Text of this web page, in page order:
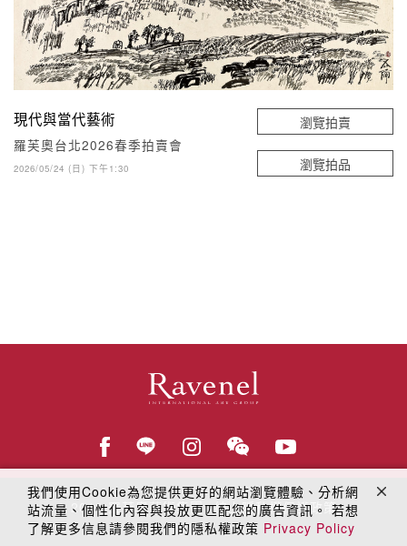
現代與當代藝術
羅芙奧台北2026春季拍賣會
2026/05/24 (日) 下午1:30
瀏覽拍賣
瀏覽拍品
© 2018羅芙奧藝術集團 線上隱私權保護政策
我們使用Cookie為您提供更好的網站瀏覽體驗、分析網
站流量、個性化內容與投放更匹配您的廣告資訊。 若想
了解更多信息請參閱我們的隱私權政策 Privacy Policy